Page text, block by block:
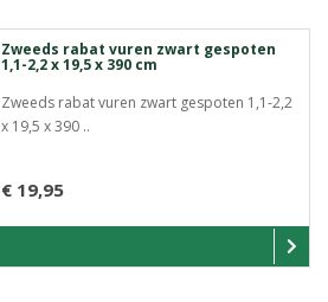
Zweeds rabat vuren zwart gespoten
1,1-2,2 x 19,5 x 390 cm
Zweeds rabat vuren zwart gespoten 1,1-2,2
x 19,5 x 390 ..
€ 19,95